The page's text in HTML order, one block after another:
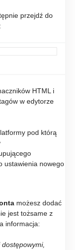
przejdź do
:
HTML i
w edytorze
pod którą
ustawienia nowego
możesz dodać
jest tożsame z
informacja: